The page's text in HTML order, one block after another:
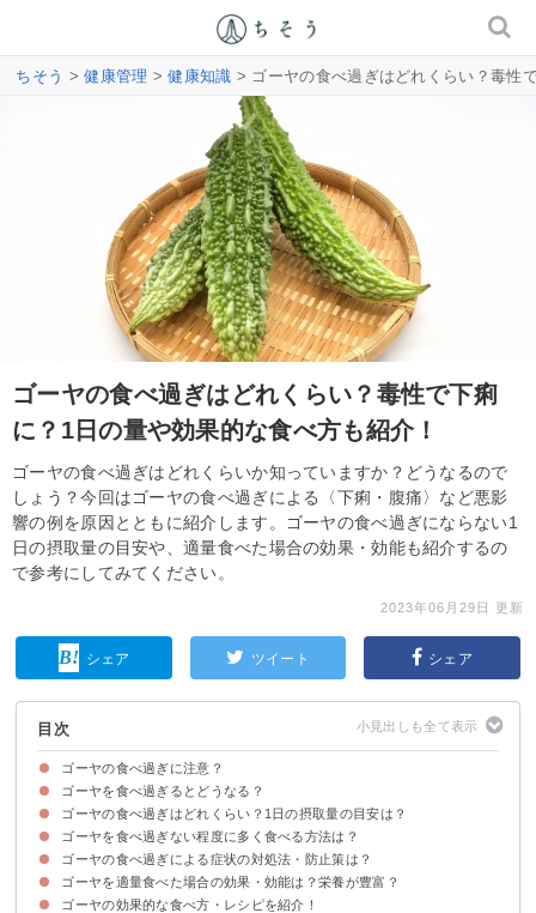
ちそう >健康管理 >健康知識 > ゴーヤの食べ過ぎはどれくらい？毒性
ゴーヤの食べ過ぎはどれくらい？毒性で下痢
に？1日の量や効果的な食べ方も紹介！
ゴーヤの食べ過ぎはどれくらいか知っていますか？どうなるので
しょう？今回はゴーヤの食べ過ぎによる〈下痢・腹痛〉など悪影
響の例を原因とともに紹介します。ゴーヤの食べ過ぎにならない1
日の摂取量の目安や、適量食べた場合の効果・効能も紹介するの
で参考にしてみてください。
2023年06月29日 更新
シェア ツイート シェア
目次
ゴーヤの食べ過ぎに注意？
ゴーヤを食べ過ぎるとどうなる？
ゴーヤの苦味成分は毒性で下痢・腹痛の原因になる
ゴーヤの食べ過ぎはどれくらい？1日の摂取量の目安は？
ゴーヤは1日100g程度が摂取量の目安だと言われる
ゴーヤを食べ過ぎない程度に多く食べる方法は？
ゴーヤを調理前に水にさらして苦味を抜こう
ゴーヤの食べ過ぎによる症状の対処法・防止策は？
ゴーヤの食べ過ぎによる腹痛・下痢が止まらないようなら病院へ行こう
ゴーヤを適量食べた場合の効果・効能は？栄養が豊富？
①免疫力の向上
②消化促進作用
ゴーヤの効果的な食べ方・レシピを紹介！